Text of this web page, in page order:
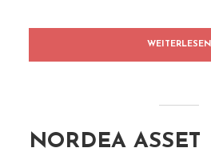
WEITERLESEN
NORDEA ASSET